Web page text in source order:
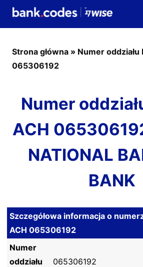
Strona główna » Numer oddziału
065306192
Numer
ACH
NATIONAL
BANK
Szczegółowa informacja o
ACH 065306192
Numer
oddziału
065306192